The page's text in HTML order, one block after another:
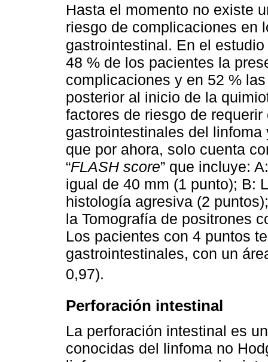
Hasta el momento no existe
riesgo de complicaciones en
gastrointestinal. En el
48 % de los pacientes la
complicaciones y en 52 %
posterior al inicio de la
factores de riesgo de
gastrointestinales del
que por ahora, solo cuenta
“FLASH score” que incluye:
igual de 40 mm (1 punto); B:
histología agresiva (2
la Tomografía de positrones
Los pacientes con 4 puntos
gastrointestinales, con un
0,97).
Perforación intestinal
La perforación intestinal es
conocidas del linfoma no